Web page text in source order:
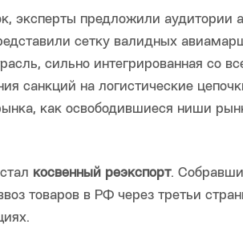
эксперты предложили аудитории
сетку валидных
сильно интегрированная со
санкций на логистические
как освободившиеся ниши
косвенный реэкспорт.
товаров в РФ через третьи